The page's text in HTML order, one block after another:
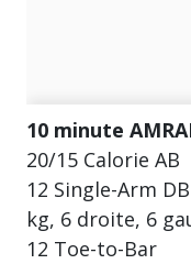
10 minute
20/15 Calorie AB
12 Single-Arm
kg, 6 droite, 6
12 Toe-to-Bar